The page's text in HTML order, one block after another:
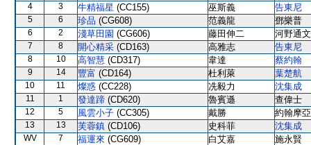
4 3 牛精福星 (CC155) 巫斯義 告東尼
5 6 珍品 (CG608) 范義龍 鄧樂普
6 2 淺草田園 (CG606) 藤田伸二 河野通文
7 8 開心精采 (CD163) 高雅志 告東尼
8 10 高智慧 (CD317) 韋達 蔡約翰
9 14 豐富 (CD164) 杜利萊 葉楚航
10 11 燦惑 (CC228) 冼毅力 沈集成
11 1 發達蹄 (CD620) 魯賓遜 查偉士
12 5 風雲小子 (CC305) 戴勝 約翰摩亞
13 13 芙蓉鎮 (CD106) 史科菲 沈集成
WV 7 福運來 (CG609) 白艾嘉
施永賢